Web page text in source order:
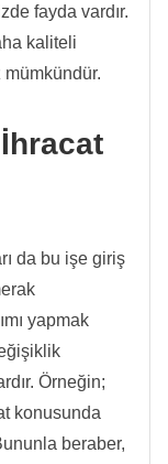
fayda vardır.
kaliteli
mümkündür.
da bu işe giriş
yapmak
Örneğin;
konusunda
beraber,